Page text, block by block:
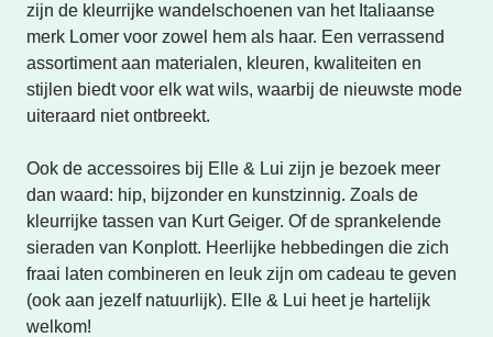
zijn de kleurrijke wandelschoenen van het Italiaanse
merk Lomer voor zowel hem als haar. Een verrassend
assortiment aan materialen, kleuren, kwaliteiten en
stijlen biedt voor elk wat wils, waarbij de nieuwste mode
uiteraard niet ontbreekt.
Ook de accessoires bij Elle & Lui zijn je bezoek meer
dan waard: hip, bijzonder en kunstzinnig. Zoals de
kleurrijke tassen van Kurt Geiger. Of de sprankelende
sieraden van Konplott. Heerlijke hebbedingen die zich
fraai laten combineren en leuk zijn om cadeau te geven
(ook aan jezelf natuurlijk). Elle & Lui heet je hartelijk
welkom!